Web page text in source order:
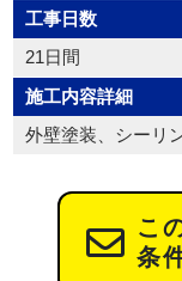
工事日数
21日間
施工内容詳細
外壁塗装、シーリ
こ
条